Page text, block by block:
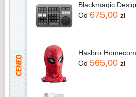
Od 675,00 zł
Od 565,00 zł